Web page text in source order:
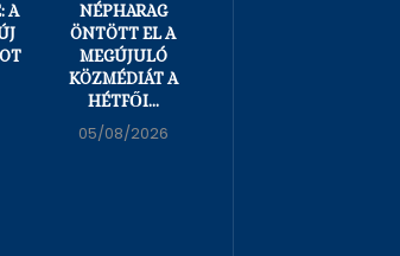
A
NÉPHARAG
ÖNTÖTT EL A
MEGÚJULÓ
KÖZMÉDIÁT A
HÉTFŐI...
05/08/2026